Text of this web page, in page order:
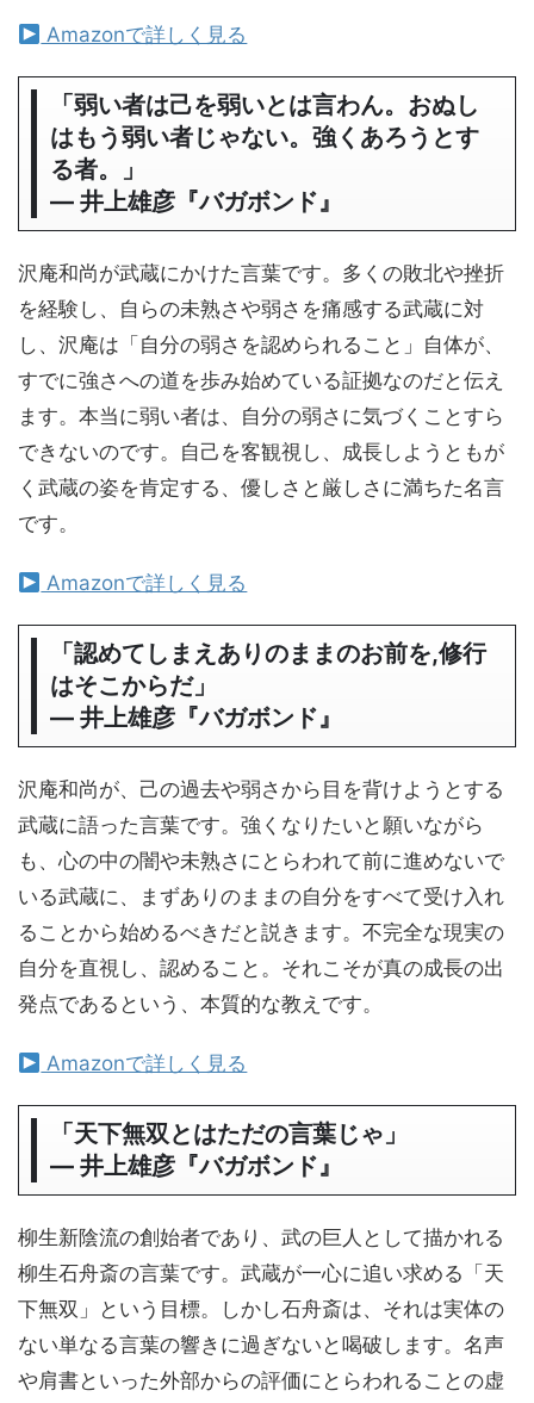
Amazonで詳しく見る
「弱い者は己を弱いとは言わん。おぬし
はもう弱い者じゃない。強くあろうとす
る者。」
― 井上雄彦『バガボンド』
沢庵和尚が武蔵にかけた言葉です。多くの敗北や挫折
を経験し、自らの未熟さや弱さを痛感する武蔵に対
し、沢庵は「自分の弱さを認められること」自体が、
すでに強さへの道を歩み始めている証拠なのだと伝え
ます。本当に弱い者は、自分の弱さに気づくことすら
できないのです。自己を客観視し、成長しようともが
く武蔵の姿を肯定する、優しさと厳しさに満ちた名言
です。
Amazonで詳しく見る
「認めてしまえありのままのお前を,修行
はそこからだ」
― 井上雄彦『バガボンド』
沢庵和尚が、己の過去や弱さから目を背けようとする
武蔵に語った言葉です。強くなりたいと願いながら
も、心の中の闇や未熟さにとらわれて前に進めないで
いる武蔵に、まずありのままの自分をすべて受け入れ
ることから始めるべきだと説きます。不完全な現実の
自分を直視し、認めること。それこそが真の成長の出
発点であるという、本質的な教えです。
Amazonで詳しく見る
「天下無双とはただの言葉じゃ」
― 井上雄彦『バガボンド』
柳生新陰流の創始者であり、武の巨人として描かれる
柳生石舟斎の言葉です。武蔵が一心に追い求める「天
下無双」という目標。しかし石舟斎は、それは実体の
ない単なる言葉の響きに過ぎないと喝破します。名声
や肩書といった外部からの評価にとらわれることの虚